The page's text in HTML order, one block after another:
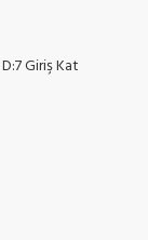
Giriş Kat